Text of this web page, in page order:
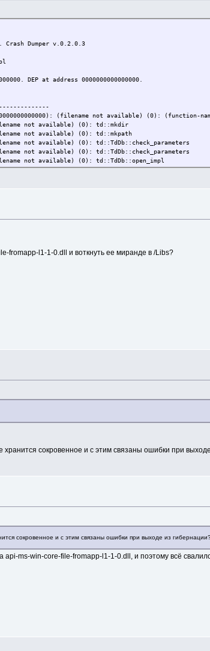
Crash Dumper v.0.2.0.3
DEP at address 0000000000000000.
(filename not available) (0): (function-
(filename not available) (0): td::mkdir
(filename not available) (0): td::mkpath
not available) (0): td::TdDb::check_parameters
not available) (0): td::TdDb::check_parameters
not available) (0): td::TdDb::open_impl
not available) (0): td::TdDb::open
not available) (0): td::Scheduler::run_on_scheduler
not available) (0): td::Scheduler::do_event
not available) (0): td::Scheduler::flush_mailbox
not available) (0): td::Scheduler::run_mailbox
not available) (0): td::Scheduler::run_no_guard
(filename not available) (0):
(filename not available) (0):
fromapp-l1-1-0.dll и воткнуть ее миранде в /Libs?
сокровенное и с этим связаны ошибки при
сокровенное и с этим связаны ошибки при выходе из
api-ms-win-core-file-fromapp-l1-1-0.dll, и поэтому всё